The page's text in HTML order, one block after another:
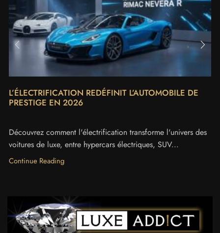
L’ÉLECTRIFICATION REDÉFINIT L’AUTOMOBILE DE
PRESTIGE EN 2026
Découvrez comment l'électrification transforme l'univers des
voitures de luxe, entre hypercars électriques, SUV...
Continue Reading